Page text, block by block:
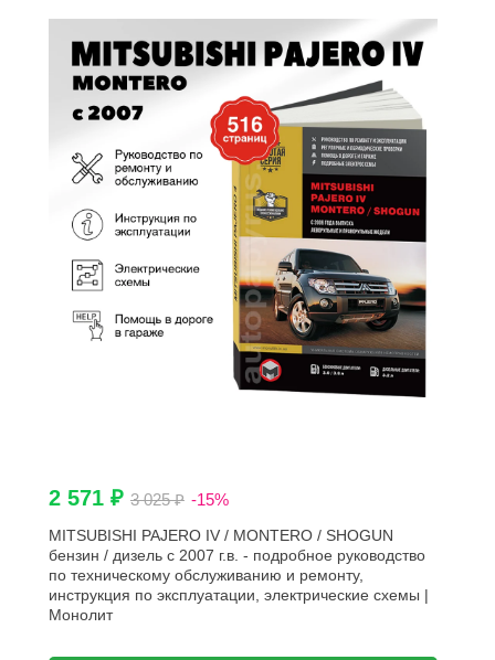
2 571 ₽ 3 025 ₽ -15%
MITSUBISHI PAJERO IV / MONTERO / SHOGUN
бензин / дизель с 2007 г.в. - подробное руководство
по техническому обслуживанию и ремонту,
инструкция по эксплуатации, электрические схемы |
Монолит